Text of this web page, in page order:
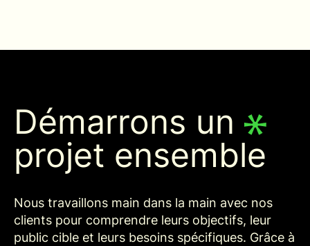
Démarrons un
projet ensemble
Nous travaillons main dans la main avec nos
clients pour comprendre leurs objectifs, leur
public cible et leurs besoins spécifiques. Grâce à